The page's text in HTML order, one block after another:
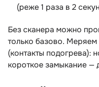
(реже 1 раза в 2
Без сканера можно
только базово. Меряем
(контакты
короткое замыкание —